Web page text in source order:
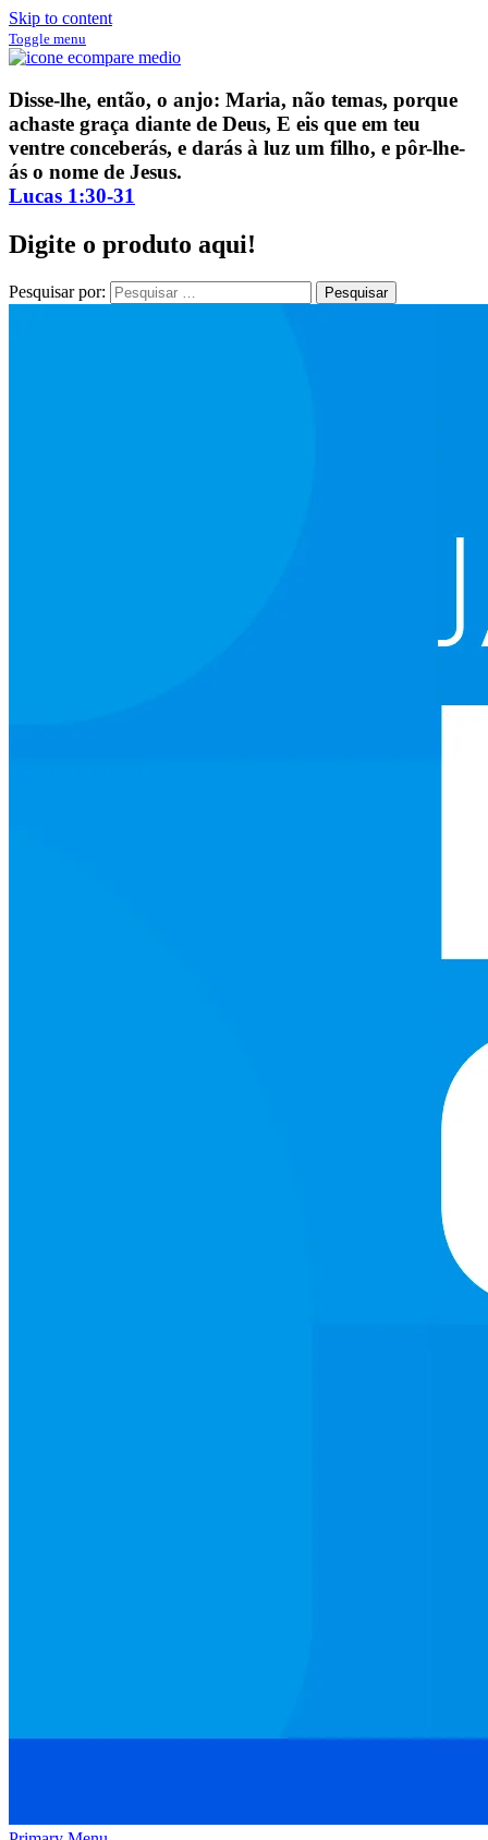
Skip to content
Toggle menu
ECompare e EConomize
ECompare e EConomize nas Lojas dos principais Marketplaces
brasileiros
Disse-lhe, então, o anjo: Maria, não temas, porque
achaste graça diante de Deus, E eis que em teu
ventre conceberás, e darás à luz um filho, e pôr-lhe-
ás o nome de Jesus.
Lucas 1:30-31
Digite o produto aqui!
Pesquisar por: